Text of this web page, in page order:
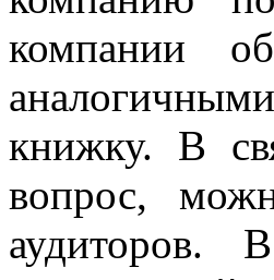
компании
книжку. В
вопрос,
аудиторов.